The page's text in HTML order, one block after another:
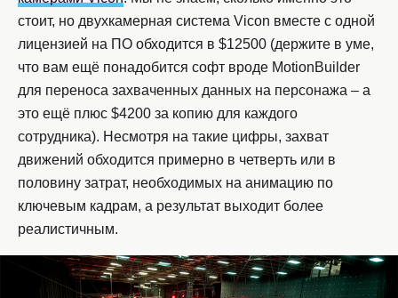
стоит, но двухкамерная система Vicon вместе с одной
лицензией на ПО обходится в $12500 (держите в уме,
что вам ещё понадобится софт вроде MotionBuilder
для переноса захваченных данных на персонажа – а
это ещё плюс $4200 за копию для каждого
сотрудника). Несмотря на такие цифры, захват
движений обходится примерно в четверть или в
половину затрат, необходимых на анимацию по
ключевым кадрам, а результат выходит более
реалистичным.